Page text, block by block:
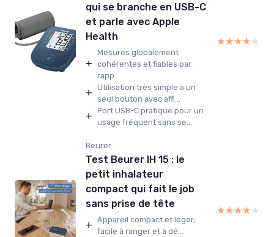
qui se branche en USB-C
et parle avec Apple
Health
+
Mesures globalement
cohérentes et fiables par
rapp...
+ Utilisation très simple à un
seul bouton avec affi...
+ Port USB-C pratique pour un
usage fréquent sans se...
★★★★★
★★★★★
Beurer
Test Beurer IH 15 : le
petit inhalateur
compact qui fait le job
sans prise de tête
+ Appareil compact et léger,
facile à ranger et à dé...
★★★★★
★★★★★